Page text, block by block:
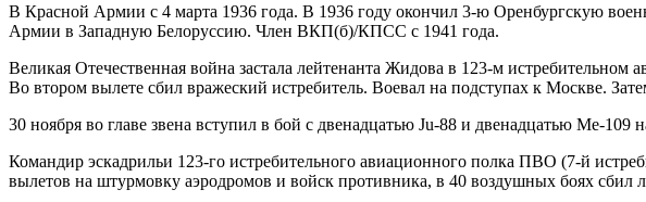
В Красной Армии с 4 марта 1936 года. В 1936 году окончил 3-ю Оренбургскую
Армии в Западную Белоруссию. Член ВКП(б)/КПСС с 1941 года.
Великая Отечественная война застала лейтенанта Жидова в 123-м
Во втором вылете сбил вражеский истребитель. Воевал на подступах к Москве.
30 ноября во главе звена вступил в бой с двенадцатью Ju-88 и двенадцатью Me-
Командир эскадрильи 123-го истребительного авиационного полка ПВО (7-й
вылетов на штурмовку аэродромов и войск противника, в 40 воздушных боях сбил